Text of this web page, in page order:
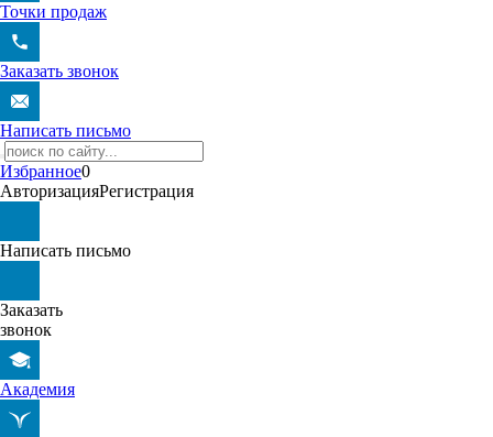
Точки продаж
Заказать звонок
Написать письмо
Избранное0
АвторизацияРегистрация
Написать письмо
Заказать
звонок
Академия